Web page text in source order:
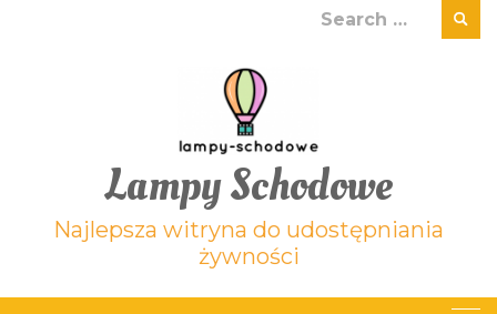
Search
Lampy Schodowe
Najlepsza witryna do udostępniania
żywności